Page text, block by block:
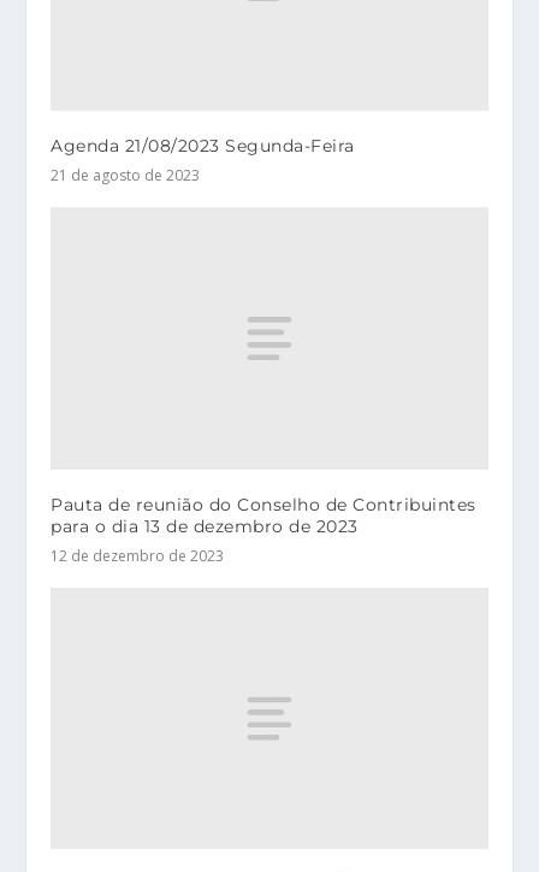
Agenda 21/08/2023 Segunda-Feira
21 de agosto de 2023
Pauta de reunião do Conselho de Contribuintes
para o dia 13 de dezembro de 2023
12 de dezembro de 2023